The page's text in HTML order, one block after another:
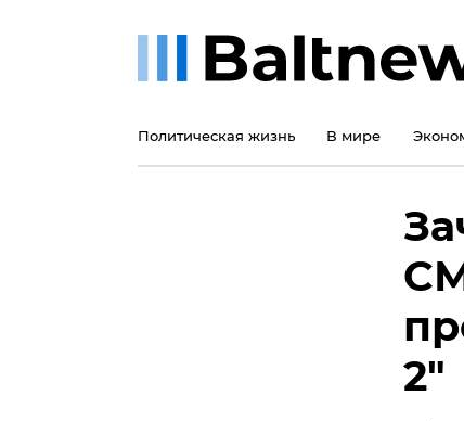
Политическая жизнь В мире
2"